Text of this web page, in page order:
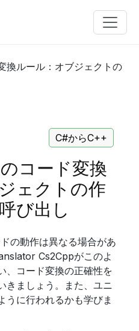
換ルール：オブジェクトの
C#からC++
コード変換
ェクトの作
び出し
の動作は異なる場合があ
Cs2Cppがこのよ
、コード変換の正確性を
きましょう。また、ユニ
うに行われるかも学びま